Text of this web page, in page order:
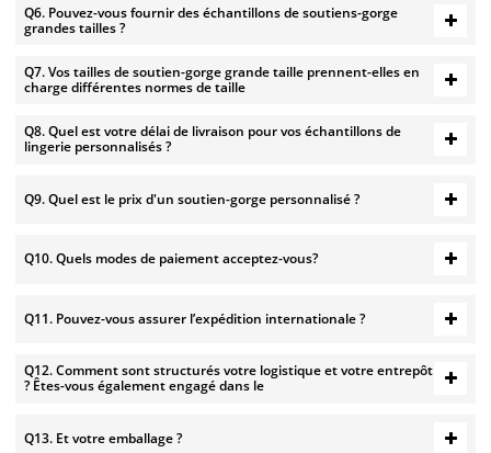
Q6. Pouvez-vous fournir des échantillons de soutiens-gorge
grandes tailles ?
Q7. Vos tailles de soutien-gorge grande taille prennent-elles en
charge différentes normes de taille
Q8. Quel est votre délai de livraison pour vos échantillons de
lingerie personnalisés ?
Q9. Quel est le prix d'un soutien-gorge personnalisé ?
Q10. Quels modes de paiement acceptez-vous?
Q11. Pouvez-vous assurer l’expédition internationale ?
Q12. Comment sont structurés votre logistique et votre entrepôt
? Êtes-vous également engagé dans le
Q13. Et votre emballage ?